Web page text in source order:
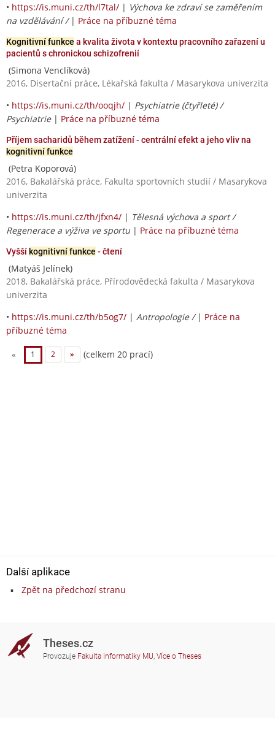
• https://is.muni.cz/th/l7tal/ | Výchova ke zdraví se zaměřením
na vzdělávání / | Práce na příbuzné téma
Kognitivní funkce a kvalita života v kontextu pracovního zařazení u
pacientů s chronickou schizofrenií
(Simona Venclíková)
2016, Disertační práce, Lékařská fakulta / Masarykova univerzita
• https://is.muni.cz/th/ooqjh/ | Psychiatrie (čtyřleté) /
Psychiatrie| Práce na příbuzné téma
Příjem sacharidů během zatížení - centrální efekt a jeho vliv na
kognitivní funkce
(Petra Koporová)
2016, Bakalářská práce, Fakulta sportovních studií / Masarykova
univerzita
• https://is.muni.cz/th/jfxn4/ | Tělesná výchova a sport /
Regenerace a výživa ve sportu | Práce na příbuzné téma
Vyšší kognitivní funkce - čtení
(Matyáš Jelínek)
2018, Bakalářská práce, Přírodovědecká fakulta / Masarykova
univerzita
• https://is.muni.cz/th/b5og7/ | Antropologie / | Práce na
příbuzné téma
« 1 2 » (celkem 20 prací)
Další aplikace
Zpět na předchozí stranu
Theses.cz
Provozuje Fakulta informatiky MU, Více o Theses